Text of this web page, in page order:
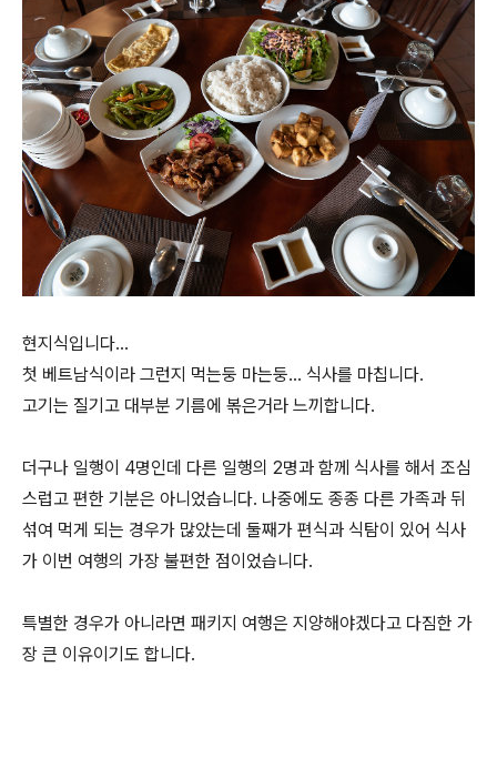
현지식입니다...
첫 베트남식이라 그런지 먹는둥 마는둥... 식사를 마칩니다.
고기는 질기고 대부분 기름에 볶은거라 느끼합니다.
더구나 일행이 4명인데 다른 일행의 2명과 함께 식사를 해서 조심
스럽고 편한 기분은 아니었습니다. 나중에도 종종 다른 가족과 뒤
섞여 먹게 되는 경우가 많았는데 둘째가 편식과 식탐이 있어 식사
가 이번 여행의 가장 불편한 점이었습니다.
특별한 경우가 아니라면 패키지 여행은 지양해야겠다고 다짐한 가
장 큰 이유이기도 합니다.